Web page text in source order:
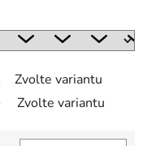
Zvolte variantu
Zvolte variantu